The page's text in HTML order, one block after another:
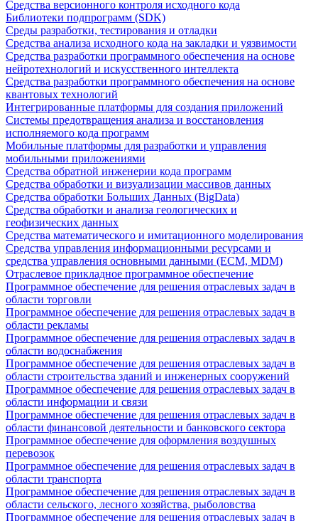
Средства версионного контроля исходного кода
Библиотеки подпрограмм (SDK)
Среды разработки, тестирования и отладки
Средства анализа исходного кода на закладки и уязвимости
Средства разработки программного обеспечения на основе
нейротехнологий и искусственного интеллекта
Средства разработки программного обеспечения на основе
квантовых технологий
Интегрированные платформы для создания приложений
Системы предотвращения анализа и восстановления
исполняемого кода программ
Мобильные платформы для разработки и управления
мобильными приложениями
Средства обратной инженерии кода программ
Средства обработки и визуализации массивов данных
Средства обработки Больших Данных (BigData)
Средства обработки и анализа геологических и
геофизических данных
Средства математического и имитационного моделирования
Средства управления информационными ресурсами и
средства управления основными данными (ECM, MDM)
Отраслевое прикладное программное обеспечение
Программное обеспечение для решения отраслевых задач в
области торговли
Программное обеспечение для решения отраслевых задач в
области рекламы
Программное обеспечение для решения отраслевых задач в
области водоснабжения
Программное обеспечение для решения отраслевых задач в
области строительства зданий и инженерных сооружений
Программное обеспечение для решения отраслевых задач в
области информации и связи
Программное обеспечение для решения отраслевых задач в
области финансовой деятельности и банковского сектора
Программное обеспечение для оформления воздушных
перевозок
Программное обеспечение для решения отраслевых задач в
области транспорта
Программное обеспечение для решения отраслевых задач в
области сельского, лесного хозяйства, рыболовства
Программное обеспечение для решения отраслевых задач в